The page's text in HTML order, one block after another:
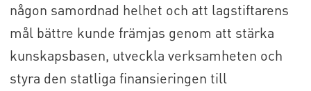
någon samordnad helhet och att lagstiftarens
mål bättre kunde främjas genom att stärka
kunskapsbasen, utveckla verksamheten och
styra den statliga finansieringen till